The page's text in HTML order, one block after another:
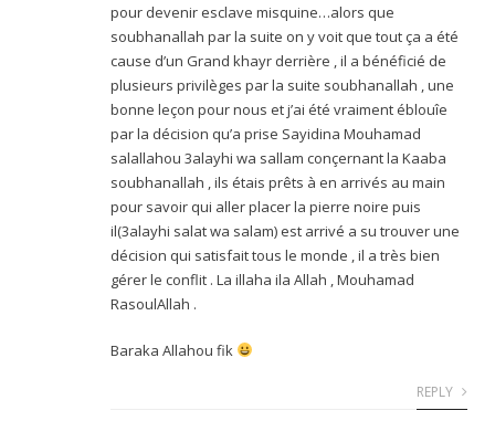
pour devenir esclave misquine…alors que
soubhanallah par la suite on y voit que tout ça a été
cause d’un Grand khayr derrière , il a bénéficié de
plusieurs privilèges par la suite soubhanallah , une
bonne leçon pour nous et j’ai été vraiment éblouîe
par la décision qu’a prise Sayidina Mouhamad
salallahou 3alayhi wa sallam conçernant la Kaaba
soubhanallah , ils étais prêts à en arrivés au main
pour savoir qui aller placer la pierre noire puis
il(3alayhi salat wa salam) est arrivé a su trouver une
décision qui satisfait tous le monde , il a très bien
gérer le conflit . La illaha ila Allah , Mouhamad
RasoulAllah .
Baraka Allahou fik
REPLY